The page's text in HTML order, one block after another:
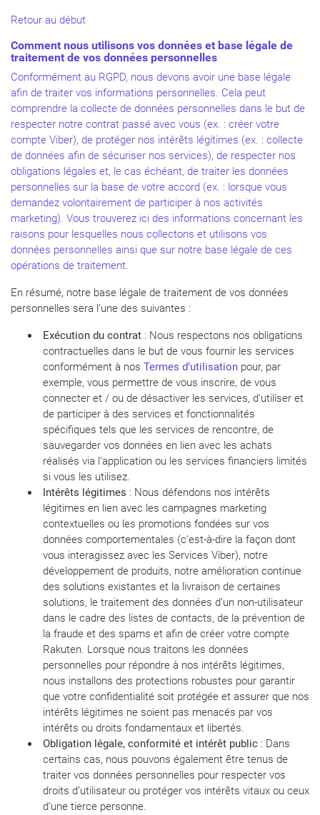
Retour au début
Comment nous utilisons vos données et base légale de
traitement de vos données personnelles
Conformément au RGPD, nous devons avoir une base légale
afin de traiter vos informations personnelles. Cela peut
comprendre la collecte de données personnelles dans le but de
respecter notre contrat passé avec vous (ex. : créer votre
compte Viber), de protéger nos intérêts légitimes (ex. : collecte
de données afin de sécuriser nos services), de respecter nos
obligations légales et, le cas échéant, de traiter les données
personnelles sur la base de votre accord (ex. : lorsque vous
demandez volontairement de participer à nos activités
marketing). Vous trouverez ici des informations concernant les
raisons pour lesquelles nous collectons et utilisons vos
données personnelles ainsi que sur notre base légale de ces
opérations de traitement.
En résumé, notre base légale de traitement de vos données
personnelles sera l’une des suivantes :
Exécution du contrat : Nous respectons nos obligations
contractuelles dans le but de vous fournir les services
conformément à nos Termes d’utilisation pour, par
exemple, vous permettre de vous inscrire, de vous
connecter et / ou de désactiver les services, d’utiliser et
de participer à des services et fonctionnalités
spécifiques tels que les services de rencontre, de
sauvegarder vos données en lien avec les achats
réalisés via l’application ou les services financiers limités
si vous les utilisez.
Intérêts légitimes : Nous défendons nos intérêts
légitimes en lien avec les campagnes marketing
contextuelles ou les promotions fondées sur vos
données comportementales (c’est-à-dire la façon dont
vous interagissez avec les Services Viber), notre
développement de produits, notre amélioration continue
des solutions existantes et la livraison de certaines
solutions, le traitement des données d’un non-utilisateur
dans le cadre des listes de contacts, de la prévention de
la fraude et des spams et afin de créer votre compte
Rakuten. Lorsque nous traitons les données
personnelles pour répondre à nos intérêts légitimes,
nous installons des protections robustes pour garantir
que votre confidentialité soit protégée et assurer que nos
intérêts légitimes ne soient pas menacés par vos
intérêts ou droits fondamentaux et libertés.
Obligation légale, conformité et intérêt public : Dans
certains cas, nous pouvons également être tenus de
traiter vos données personnelles pour respecter vos
droits d’utilisateur ou protéger vos intérêts vitaux ou ceux
d’une tierce personne.